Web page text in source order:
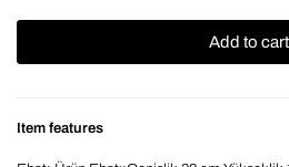
Item features